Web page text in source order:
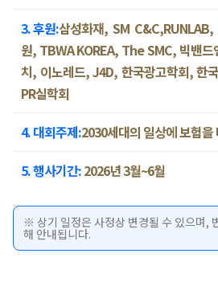
3. 후원:삼성화재, SM
원, TBWA KOREA, The SMC, 빅밴
치, 이노레드, J4D, 한국광고학회, 한
PR실학회
4. 대회주제:2030세대의 일상에 보험
5. 행사기간:2026년 3월~6월
※ 상기 일정은 사정상 변경될 수 있으며,
해 안내됩니다.